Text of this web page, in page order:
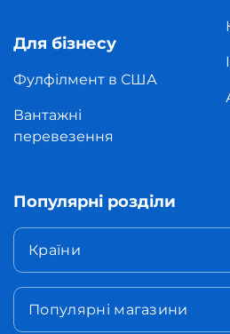
Для бізнесу
Фулфілмент в США
Вантажні
перевезення
Популярні розділи
Країни
Популярні магазини